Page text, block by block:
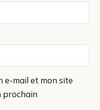
e-mail et mon site
prochain